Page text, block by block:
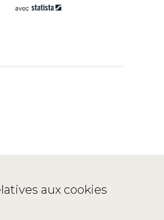
aux cookies